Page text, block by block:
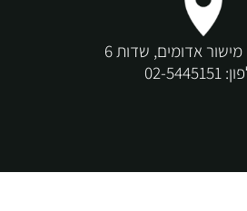
מישור אדומים, שדות 6
02-5445151